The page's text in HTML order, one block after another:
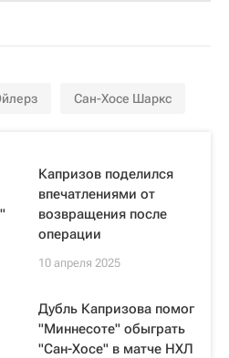
Сан-Хосе Шаркс
Капризов поделился
впечатлениями от
возвращения после
операции
10 апреля 2025
Дубль Капризова помог
"Миннесоте" обыграть
"Сан-Хосе" в матче НХЛ